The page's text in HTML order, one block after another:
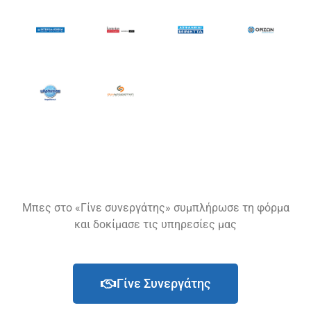
Μπες στο «Γίνε συνεργάτης» συμπλήρωσε τη φόρμα
και δοκίμασε τις υπηρεσίες μας
Γίνε Συνεργάτης